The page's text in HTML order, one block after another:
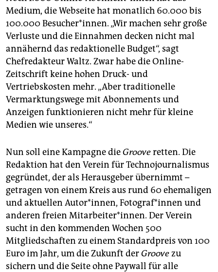
Medium, die Webseite hat monatlich 60.000 bis
100.000 Besucher*innen. „Wir machen sehr große
Verluste und die Einnahmen decken nicht mal
annähernd das redaktionelle Budget“, sagt
Chefredakteur Waltz. Zwar habe die Online-
Zeitschrift keine hohen Druck- und
Vertriebskosten mehr. „Aber traditionelle
Vermarktungswege mit Abonnements und
Anzeigen funktionieren nicht mehr für kleine
Medien wie unseres.“
Nun soll eine Kampagne dieGrooveretten. Die
Redaktion hat den Verein für Technojournalismus
gegründet, der als Herausgeber übernimmt –
getragen von einem Kreis aus rund 60 ehemaligen
und aktuellen Autor*innen, Fo­to­gra­f*in­nen und
anderen freien Mitarbeiter*innen. Der Verein
sucht in den kommenden Wochen 500
Mitgliedschaften zu einem Standardpreis von 100
Euro im Jahr, um die Zukunft derGroovezu
sichern und die Seite ohne Paywall für alle